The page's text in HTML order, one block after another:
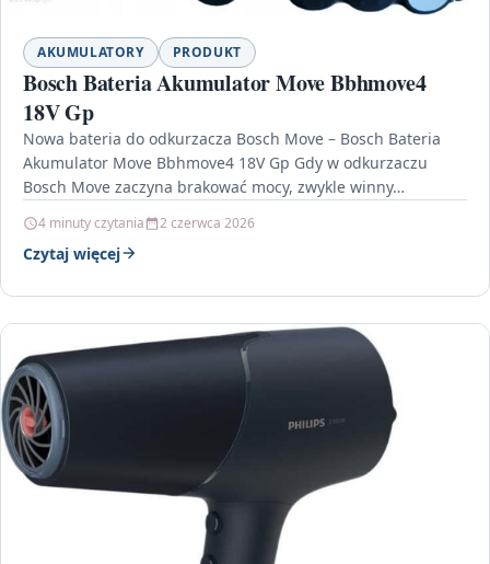
AKUMULATORY PRODUKT
Bosch Bateria Akumulator Move Bbhmove4
18V Gp
Nowa bateria do odkurzacza Bosch Move – Bosch Bateria
Akumulator Move Bbhmove4 18V Gp Gdy w odkurzaczu
Bosch Move zaczyna brakować mocy, zwykle winny…
4 minuty czytania 2 czerwca 2026
Czytaj więcej